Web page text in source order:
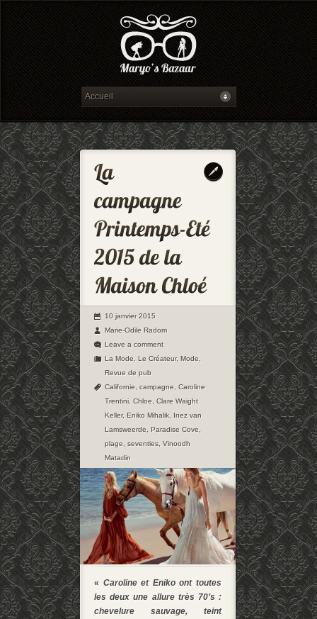
10 janvier 2015
Marie-Odile Radom
Leave a comment
La Mode
Le Créateur, Mode
Revue de pub
Californie
campagne
Caroline
Trentini Chloe
Clare Waight
Keller, Eniko Mihalik
Inez van
Lamsweerde
Paradise Cove
plage
seventies Vinoodh
Matadin
« Caroline et Eniko ont toutes
les deux une allure très 70’s :
chevelure sauvage, teint